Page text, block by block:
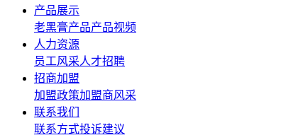
产品展示
老黑膏产品产品视频
人力资源
员工风采人才招聘
招商加盟
加盟政策加盟商风采
联系我们
联系方式投诉建议